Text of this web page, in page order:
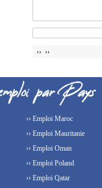
›› ››
›› Emploi Maroc
›› Emploi Mauritanie
›› Emploi Oman
›› Emploi Poland
›› Emploi Qatar